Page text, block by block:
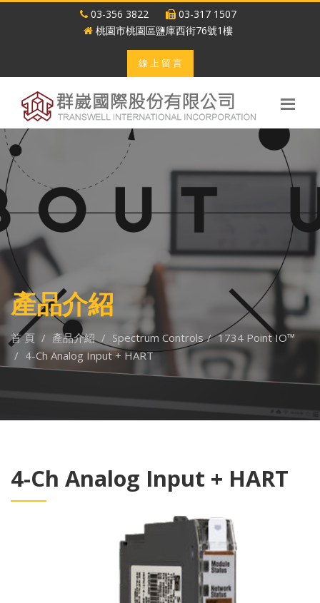
03-356 3822
03-317 1507
桃園市桃園區鹽庫西街76號1樓
線 上 留 言
產品介紹
首 頁 產品介紹 Spectrum Controls
1734 Point IO™
4-Ch Analog Input + HART
4-Ch Analog Input + HART